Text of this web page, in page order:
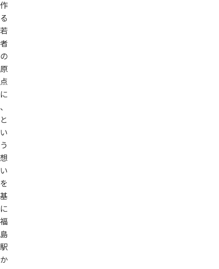
作
る
若
者
の
原
点
に
、
と
い
う
想
い
を
基
に
福
島
駅
か